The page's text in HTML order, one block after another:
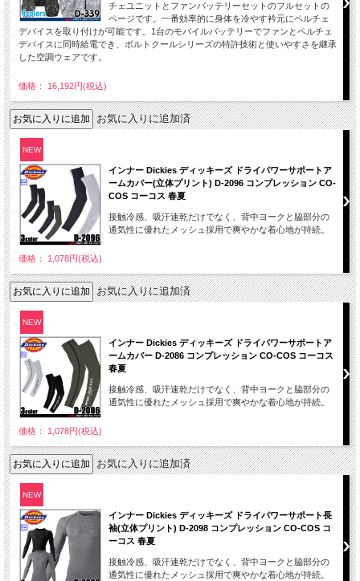
チェユニットとファンバッテリーセットのフルセットの
ページです。一番効率的に身体を冷やす衿元にペルチェ
デバイスを取り付けが可能です。1台のモバイルバッテリーでファンとペルチェ
デバイスに同時給電でき、ボルトクールシリーズの特許技術と使いやすさを継承
した空調ウェアです。
価格： 16,192円(税込)
お気に入りに追加済
NEW
インナー Dickies ディッキーズ ドライパワーサポートア
ームカバー(立体プリント) D-2096 コンプレッション CO-
COS コーコス 春夏
接触冷感、吸汗速乾だけでなく、背中ヨークと脇部分の
通気性に優れたメッシュ採用で爽やかな着心地が持続。
価格： 1,078円(税込)
お気に入りに追加済
NEW
インナー Dickies ディッキーズ ドライパワーサポートア
ームカバー D-2086 コンプレッション CO-COS コーコス
春夏
接触冷感、吸汗速乾だけでなく、背中ヨークと脇部分の
通気性に優れたメッシュ採用で爽やかな着心地が持続。
価格： 1,078円(税込)
お気に入りに追加済
NEW
インナー Dickies ディッキーズ ドライパワーサポート長
袖(立体プリント) D-2098 コンプレッション CO-COS コ
ーコス 春夏
接触冷感、吸汗速乾だけでなく、背中ヨークと脇部分の
通気性に優れたメッシュ採用で爽やかな着心地が持続。